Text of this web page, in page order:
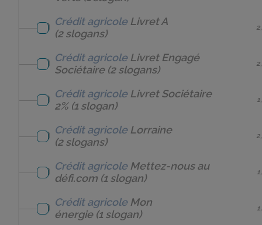
Crédit agricole Livret A
(2 slogans)
Crédit agricole Livret Engagé
Sociétaire(2 slogans)
Crédit agricole Livret Sociétaire
2%(1 slogan)
Crédit agricole Lorraine
(2 slogans)
Crédit agricole Mettez-nous au
défi.com (1 slogan)
Crédit agricole Mon
énergie(1 slogan)